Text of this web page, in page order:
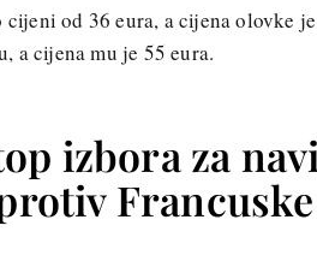
od 36 eura, a cijena olovke
a cijena mu je 55 eura.
izbora za
Francuske